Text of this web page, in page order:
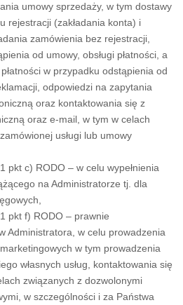
umowy sprzedaży, w tym dostawy
rejestracji (zakładania konta) i
zamówienia bez rejestracji,
od umowy, obsługi płatności, a
w przypadku odstąpienia od
odpowiedzi na zapytania
oraz kontaktowania się z
oraz e-mail, w tym w celach
usługi lub umowy
pkt c) RODO – w celu wypełnienia
na Administratorze tj. dla
pkt f) RODO – prawnie
Administratora, w celu prowadzenia
w tym prowadzenia
własnych usług, kontaktowania się
związanych z dozwolonymi
w szczególności i za Państwa